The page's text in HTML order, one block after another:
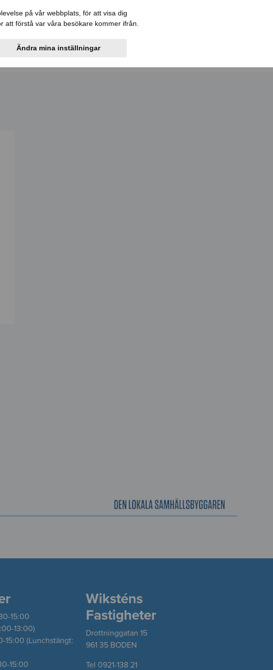
på vår webbplats, för att visa dig
att förstå var våra besökare kommer ifrån.
Ändra mina inställningar
Felanmälan
15:00
13:00)
15:00 (Lunchstängt:
15:00
Wiksténs
Fastigheter
Drottninggatan 15
961 35 BODEN
Tel 0921-138 21